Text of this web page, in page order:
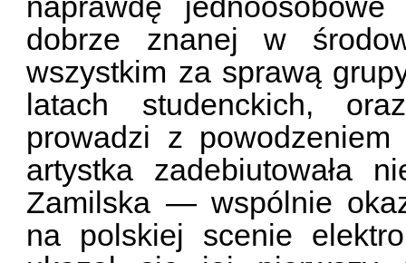
dobrze znanej w
wszystkim za sprawą
latach studenckich,
prowadzi z
artystka zadebiutowała
Zamilska — wspólnie
na polskiej scenie